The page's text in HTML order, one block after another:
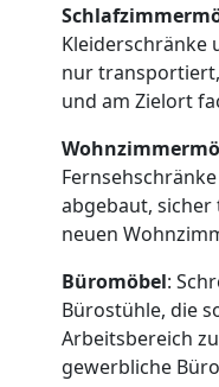
Kleiderschränke
nur
und am Zielort
abgebaut,
neuen
Büromöbel:
Bürostühle, die
Arbeitsbereich
gewerbliche
Traun
Möbeltaxi
Traun